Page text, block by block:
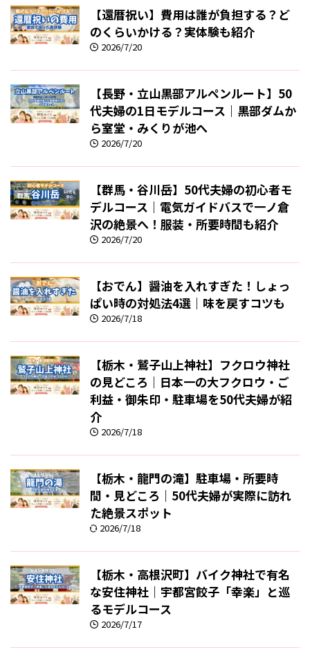
【還暦祝い】費用は誰が負担する？ど
のくらいかける？実体験も紹介
2026/7/20
【長野・立山黒部アルペンルート】50
代夫婦の1日モデルコース｜黒部ダムか
ら室堂・みくりが池へ
2026/7/20
【群馬・谷川岳】50代夫婦の初心者モ
デルコース｜電気ガイドバスで一ノ倉
沢の絶景へ！服装・所要時間も紹介
2026/7/20
【おでん】醤油を入れすぎた！しょっ
ぱい時の対処法4選｜味を戻すコツも
2026/7/18
【栃木・鷲子山上神社】フクロウ神社
の見どころ｜日本一の大フクロウ・ご
利益・御朱印・駐車場を50代夫婦が紹
介
2026/7/18
【栃木・龍門の滝】駐車場・所要時
間・見どころ｜50代夫婦が実際に訪れ
た絶景スポット
2026/7/18
【栃木・高根沢町】バイク神社で有名
な安住神社｜宇都宮餃子「幸楽」と巡
るモデルコース
2026/7/17